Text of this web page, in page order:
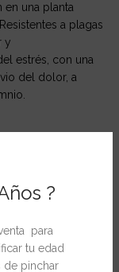
?
para
tu edad
de pinchar
en una planta
a plagas
y
estrés, con una
del dolor, a